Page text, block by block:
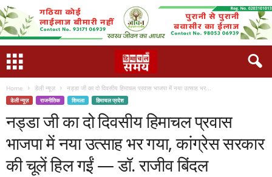
Home डेली न्यूज़ नड्डा जी का दो दिवसीय हिमाचल प्रवास भाजपा में नया उत्साह भर...
डेली न्यूज़ राजनीतिक शिमला हिमाचल प्रदेश
नड्डा जी का दो दिवसीय हिमाचल प्रवास
भाजपा में नया उत्साह भर गया, कांग्रेस सरकार
की चूलें हिल गईं — डॉ. राजीव बिंदल